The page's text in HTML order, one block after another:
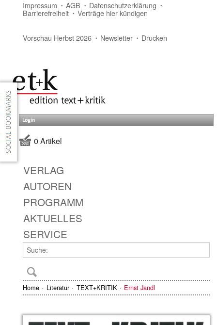
Impressum AGB Datenschutzerklärung
Barrierefreiheit Verträge hier kündigen
Vorschau Herbst 2026 Newsletter Drucken
Login
0 Artikel
VERLAG
AUTOREN
PROGRAMM
AKTUELLES
SERVICE
Home Literatur TEXT+KRITIK Ernst Jandl